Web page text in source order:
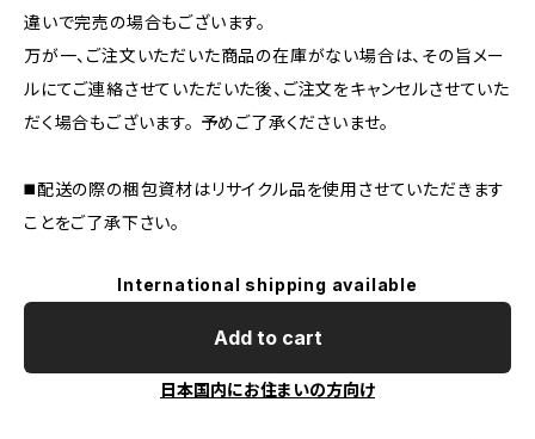
違いで完売の場合もございます。
万が一、ご注文いただいた商品の在庫がない場合は、その旨メー
ルにてご連絡させていただいた後、ご注文をキャンセルさせていた
だく場合もございます。 予めご了承くださいませ。
◼️配送の際の梱包資材はリサイクル品を使用させていただきます
ことをご了承下さい。
International shipping available
Add to cart
日本国内にお住まいの方向け